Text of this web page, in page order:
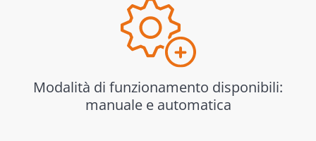
Modalità di funzionamento disponibili:
manuale e automatica